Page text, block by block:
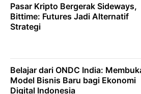
Pasar Kripto Bergerak Sideways,
Bittime: Futures Jadi Alternatif
Strategi
Belajar dari ONDC India:
Model Bisnis Baru bagi Ekonomi
Digital Indonesia